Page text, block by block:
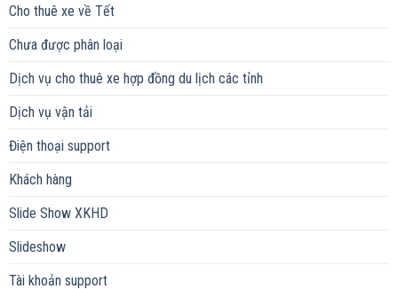
Cho thuê xe về Tết
Chưa được phân loại
Dịch vụ cho thuê xe hợp đồng du lịch các tỉnh
Dịch vụ vận tải
Điện thoại support
Khách hàng
Slide Show XKHD
Slideshow
Tài khoản support